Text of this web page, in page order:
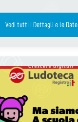
Vedi tutti i Dettagli e le Date